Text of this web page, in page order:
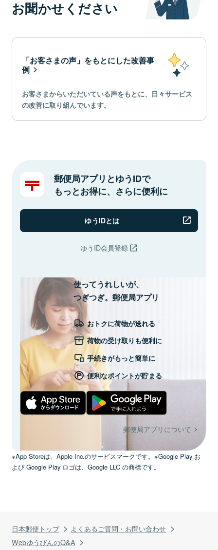
日本郵便トップ
よくあるご質問・お問い合わせ
WebゆうびんのQ&A
お聞かせください
「お客さまの声」をもとにした改善事
例
お客さまからいただいている声をもとに、日々サービス
の改善に取り組んでいます。
郵便局アプリとゆうIDで
もっとお得に、さらに便利に
ゆうIDとは
ゆうID会員登録
使ってうれしいが、
つぎつぎ。郵便局アプリ
おトクに荷物が送れる
荷物の受け取りも便利に
手続きがもっと簡単に
便利なポイントが貯まる
郵便局アプリについて
※App Storeは、Apple Inc.のサービスマークです。※Google Play お
よび Google Play ロゴは、Google LLC の商標です。